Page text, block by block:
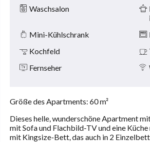
Waschsalon
Mini-Kühlschrank
Kochfeld
Fernseher
Größe des Apartments: 60 m²
Dieses helle, wunderschöne Apartment
mit Sofa und Flachbild-TV und eine
mit Kingsize-Bett, das auch in 2